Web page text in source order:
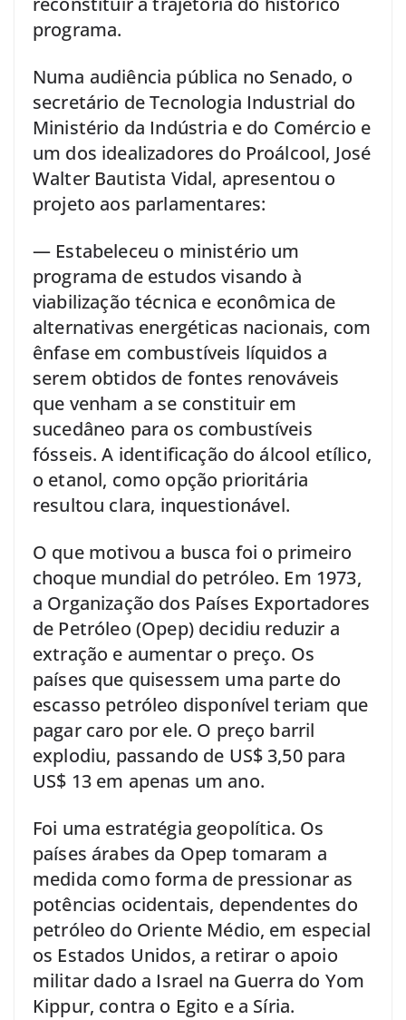
programa.
Numa audiência pública no Senado, o
secretário de Tecnologia Industrial do
Ministério da Indústria e do Comércio e
um dos idealizadores do Proálcool, José
Walter Bautista Vidal, apresentou o
projeto aos parlamentares:
— Estabeleceu o ministério um
programa de estudos visando à
viabilização técnica e econômica de
alternativas energéticas nacionais, com
ênfase em combustíveis líquidos a
serem obtidos de fontes renováveis
que venham a se constituir em
sucedâneo para os combustíveis
fósseis. A identificação do álcool etílico,
o etanol, como opção prioritária
resultou clara, inquestionável.
O que motivou a busca foi o primeiro
choque mundial do petróleo. Em 1973,
a Organização dos Países Exportadores
de Petróleo (Opep) decidiu reduzir a
extração e aumentar o preço. Os
países que quisessem uma parte do
escasso petróleo disponível teriam que
pagar caro por ele. O preço barril
explodiu, passando de US$ 3,50 para
US$ 13 em apenas um ano.
Foi uma estratégia geopolítica. Os
países árabes da Opep tomaram a
medida como forma de pressionar as
potências ocidentais, dependentes do
petróleo do Oriente Médio, em especial
os Estados Unidos, a retirar o apoio
militar dado a Israel na Guerra do Yom
Kippur, contra o Egito e a Síria.